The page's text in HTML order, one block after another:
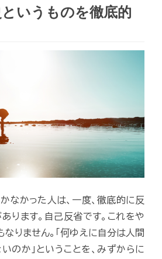
いうものを徹底的
なかった人は、一度、徹底的に反
ります。自己反省です。これをや
なりません。「何ゆえに自分は人間
のか」ということを、みずからに